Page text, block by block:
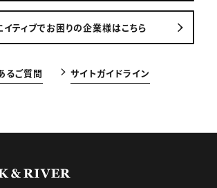
イティブでお困りの企業様はこちら
るご質問 サイトガイドライン